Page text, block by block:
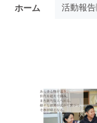
ホーム 活動報告